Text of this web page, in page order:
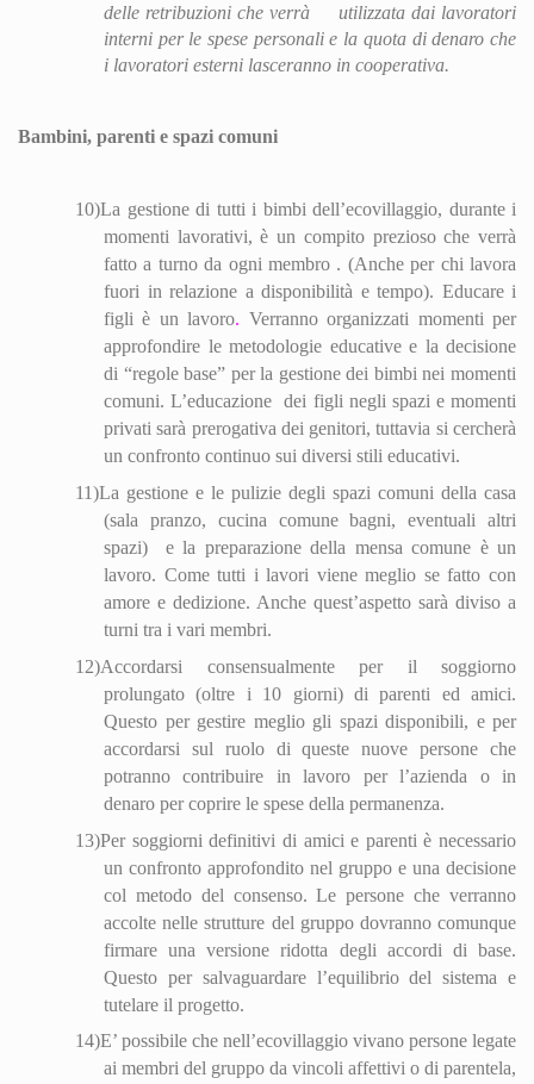
delle retribuzioni che verrà
utilizzata dai lavoratori
interni per le spese personali e la quota di denaro che
i lavoratori esterni lasceranno in cooperativa.
Bambini, parenti e spazi comuni
10)La gestione di tutti i bimbi dell’ecovillaggio, durante i
momenti lavorativi, è un compito prezioso che verrà
fatto a turno da ogni membro . (Anche per chi lavora
fuori in relazione a disponibilità e tempo). Educare i
figli è un lavoro. Verranno organizzati momenti per
approfondire le metodologie educative e la decisione
di “regole base” per la gestione dei bimbi nei momenti
comuni. L’educazione
dei figli negli spazi e momenti
privati sarà prerogativa dei genitori, tuttavia si cercherà
un confronto continuo sui diversi stili educativi.
11)La gestione e le pulizie degli spazi comuni della casa
(sala pranzo, cucina comune bagni, eventuali altri
spazi)
e la preparazione della mensa comune è un
lavoro. Come tutti i lavori viene meglio se fatto con
amore e dedizione. Anche quest’aspetto sarà diviso a
turni tra i vari membri.
12)Accordarsi consensualmente per il soggiorno
prolungato (oltre i 10 giorni) di parenti ed amici.
Questo per gestire meglio gli spazi disponibili, e per
accordarsi sul ruolo di queste nuove persone che
potranno contribuire in lavoro per l’azienda o in
denaro per coprire le spese della permanenza.
13)Per soggiorni definitivi di amici e parenti è necessario
un confronto approfondito nel gruppo e una decisione
col metodo del consenso. Le persone che verranno
accolte nelle strutture del gruppo dovranno comunque
firmare una versione ridotta degli accordi di base.
Questo per salvaguardare l’equilibrio del sistema e
tutelare il progetto.
14)E’ possibile che nell’ecovillaggio vivano persone legate
ai membri del gruppo da vincoli affettivi o di parentela,